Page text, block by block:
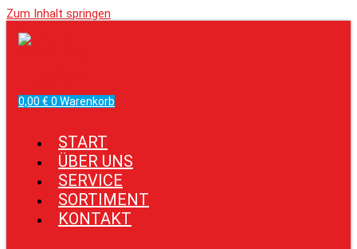
Zum Inhalt springen
0,00 € 0 Warenkorb
START
ÜBER UNS
SERVICE
SORTIMENT
KONTAKT